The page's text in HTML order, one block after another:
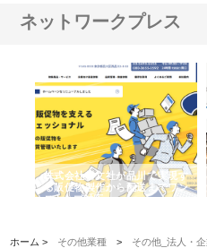
ネットワークプレス
株式会社耕文社が品川で実現す
る販促物製作から配送までワン
ストップ対応
ホーム > その他業種 > その他_法人・